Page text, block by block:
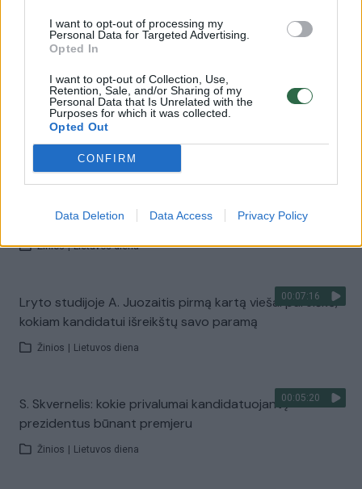
I want to opt-out of processing my
Personal Data for Targeted Advertising.
Opted In
I want to opt-out of Collection, Use,
Retention, Sale, and/or Sharing of my
Personal Data that Is Unrelated with the
Purposes for which it was collected.
Opted Out
CONFIRM
Data Deletion Data Access Privacy Policy
A. Širinskienė įgėlė I. Šimonytei: išsakė nuomonę dėl
prezidentės konservatorės
Politologė apie rinkimus: buvo įdomių apraiškų
Žinios | Lietuvos diena
labiausiai pasigedo rinkimuose
Žinios | Lietuvos diena
00:07:16
Lryto studijoje A. Juozaitis pirmą kartą viešai pareiškė,
kokiam kandidatui išreikštų savo paramą
Žinios Lietuvos diena
00:05:20
S. Skvernelis: kokie privalumai kandidatuojant į
prezidentus būnant premjeru
Žinios Lietuvos diena